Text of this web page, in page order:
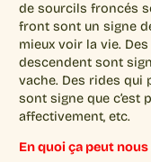
de sourcils froncés
front sont un signe
mieux voir la vie.
descendent sont
vache. Des rides qui
sont signe que c’est
affectivement, etc.
En quoi ça peut nous